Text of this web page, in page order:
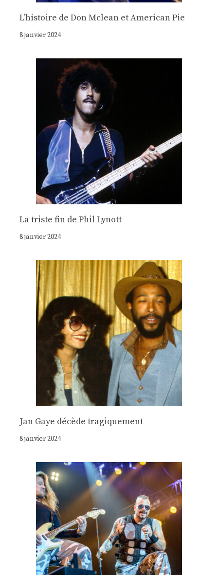
Lʼhistoire de Don Mclean et American Pie
8 janvier 2024
La triste fin de Phil Lynott
8 janvier 2024
Jan Gaye décède tragiquement
8 janvier 2024